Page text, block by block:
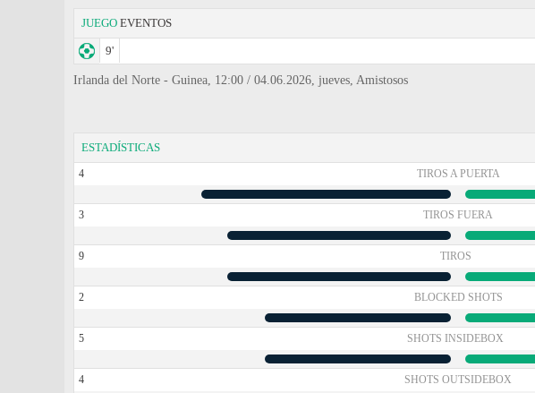
JUEGO EVENTOS
9'
Irlanda del Norte - Guinea, 12:00 / 04.06.2026, jueves, Amistosos
ESTADÍSTICAS
4 TIROS A PUERTA
3 TIROS FUERA
9 TIROS
2 BLOCKED SHOTS
5 SHOTS INSIDEBOX
4 SHOTS OUTSIDEBOX